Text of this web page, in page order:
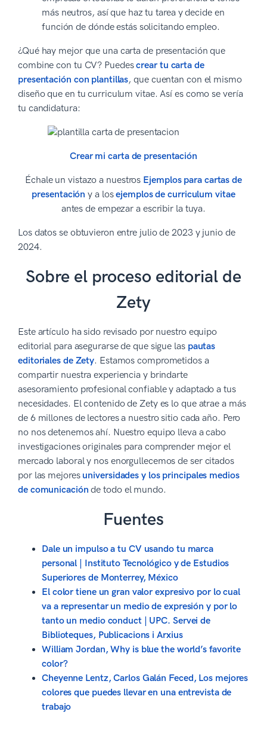
más neutros, así que haz tu tarea y decide en
función de dónde estás solicitando empleo.
¿Qué hay mejor que una carta de presentación que
combine con tu CV? Puedescrear tu carta de
presentación con plantillas, que cuentan con el mismo
diseño que en tu curriculum vitae. Así es como se vería
tu candidatura:
Crear mi carta de presentación
Échale un vistazo a nuestros Ejemplos para cartas de
presentación y a losejemplos de curriculum vitae
antes de empezar a escribir la tuya.
Los datos se obtuvieron entre julio de 2023 y junio de
2024.
Sobre el proceso editorial de
Zety
Este artículo ha sido revisado por nuestro equipo
editorial para asegurarse de que sigue las pautas
editoriales de Zety. Estamos comprometidos a
compartir nuestra experiencia y brindarte
asesoramiento profesional confiable y adaptado a tus
necesidades. El contenido de Zety es lo que atrae a más
de 6 millones de lectores a nuestro sitio cada año. Pero
no nos detenemos ahí. Nuestro equipo lleva a cabo
investigaciones originales para comprender mejor el
mercado laboral y nos enorgullecemos de ser citados
por las mejores universidades y los principales medios
de comunicación de todo el mundo.
Fuentes
Dale un impulso a tu CV usando tu marca
personal | Instituto Tecnológico y de Estudios
Superiores de Monterrey, México
El color tiene un gran valor expresivo por lo cual
va a representar un medio de expresión y por lo
tanto un medio conduct | UPC. Servei de
Biblioteques, Publicacions i Arxius
William Jordan, Why is blue the world’s favorite
color?
Cheyenne Lentz, Carlos Galán Feced, Los mejores
colores que puedes llevar en una entrevista de
trabajo